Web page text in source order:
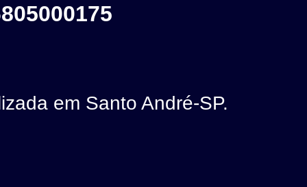
em Santo André-SP.